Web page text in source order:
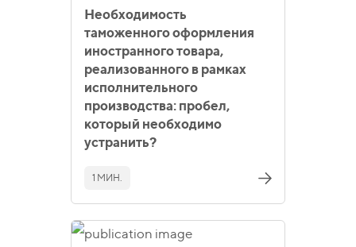
Необходимость
таможенного оформления
иностранного товара,
реализованного в рамках
исполнительного
производства: пробел,
который необходимо
устранить?
1 МИН.